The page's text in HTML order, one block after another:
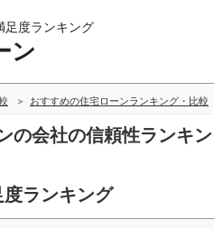
足度ランキング
ン
おすすめの住宅ローンランキング・比較
の会社の信頼性ランキ
ランキング